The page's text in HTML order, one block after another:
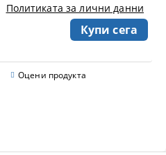
Политиката за лични данни
Оцени продукта